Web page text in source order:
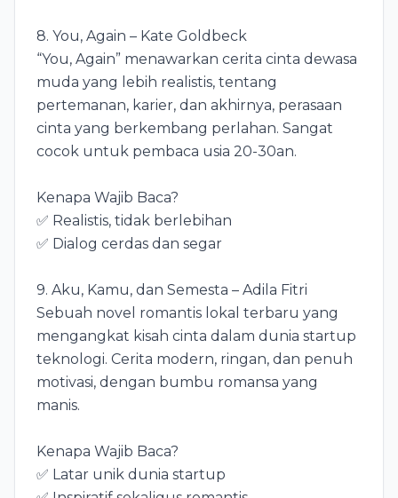
8. You, Again – Kate Goldbeck
“You, Again” menawarkan cerita cinta dewasa
muda yang lebih realistis, tentang
pertemanan, karier, dan akhirnya, perasaan
cinta yang berkembang perlahan. Sangat
cocok untuk pembaca usia 20-30an.
Kenapa Wajib Baca?
✅ Realistis, tidak berlebihan
✅ Dialog cerdas dan segar
9. Aku, Kamu, dan Semesta – Adila Fitri
Sebuah novel romantis lokal terbaru yang
mengangkat kisah cinta dalam dunia startup
teknologi. Cerita modern, ringan, dan penuh
motivasi, dengan bumbu romansa yang
manis.
Kenapa Wajib Baca?
✅ Latar unik dunia startup